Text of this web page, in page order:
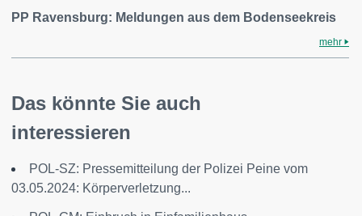
PP Ravensburg: Meldungen aus dem Bodenseekreis
mehr
Das könnte Sie auch
interessieren
POL-SZ: Pressemitteilung der Polizei Peine vom
03.05.2024: Körperverletzung...